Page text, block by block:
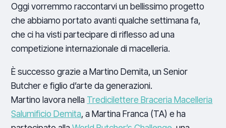
Oggi vorremmo raccontarvi un bellissimo progetto
che abbiamo portato avanti qualche settimana fa,
che ci ha visti partecipare di riflesso ad una
competizione internazionale di macelleria.
È successo grazie a Martino Demita, un Senior
Butcher e figlio d’arte da generazioni.
Martino lavora nella Tredicilettere Braceria Macelleria
Salumificio Demita, a Martina Franca (TA) e ha